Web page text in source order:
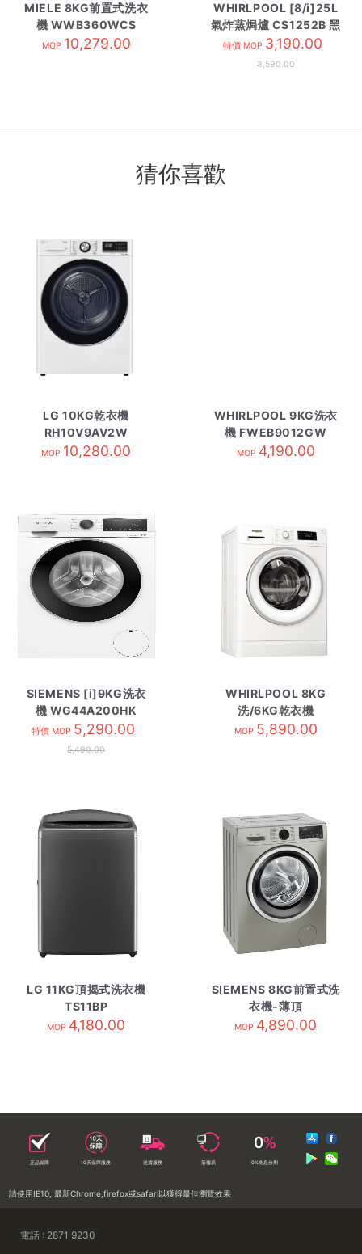
MIELE 8KG前置式洗衣
機 WWB360WCS
MOP 10,279.00
WHIRLPOOL [8/i]25L
氣炸蒸焗爐 CS1252B 黑
色
特價 MOP 3,190.00
3,590.00
猜你喜歡
LG 10KG乾衣機
RH10V9AV2W
MOP 10,280.00
WHIRLPOOL 9KG洗衣
機 FWEB9012GW
MOP 4,190.00
SIEMENS [i]9KG洗衣
機 WG44A200HK
特價 MOP 5,290.00
5,490.00
WHIRLPOOL 8KG
洗/6KG乾衣機
WFCR86430
MOP 5,890.00
LG 11KG頂揭式洗衣機
TS11BP
MOP 4,180.00
SIEMENS 8KG前置式洗
衣機-薄頂
WS12S4B5HK 黑色
MOP 4,890.00
正品保障 10天保障服務 送貨服務 落樓易 0%免息分期
請使用IE10, 最新Chrome,firefox或safari以獲得最佳瀏覽效果
電話 : 2871 9230